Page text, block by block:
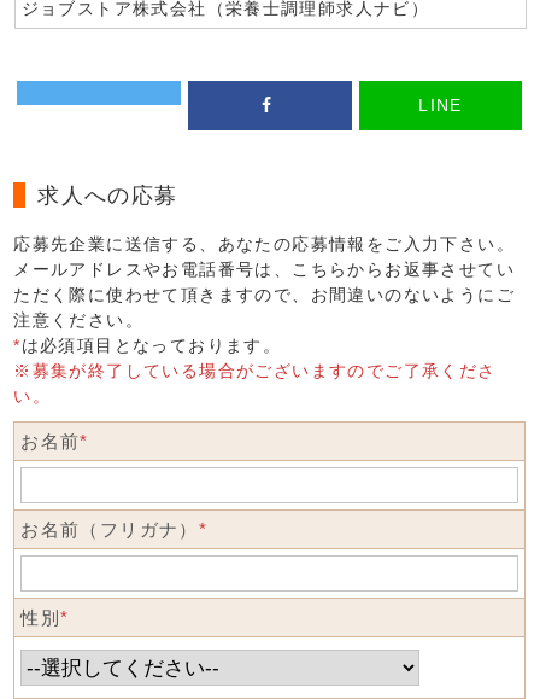
ジョブストア株式会社（栄養士調理師求人ナビ）
LINE
求人への応募
応募先企業に送信する、あなたの応募情報をご入力下さい。
メールアドレスやお電話番号は、こちらからお返事させてい
ただく際に使わせて頂きますので、お間違いのないようにご
注意ください。
*は必須項目となっております。
※募集が終了している場合がございますのでご了承くださ
い。
お名前*
お名前（フリガナ） *
性別*